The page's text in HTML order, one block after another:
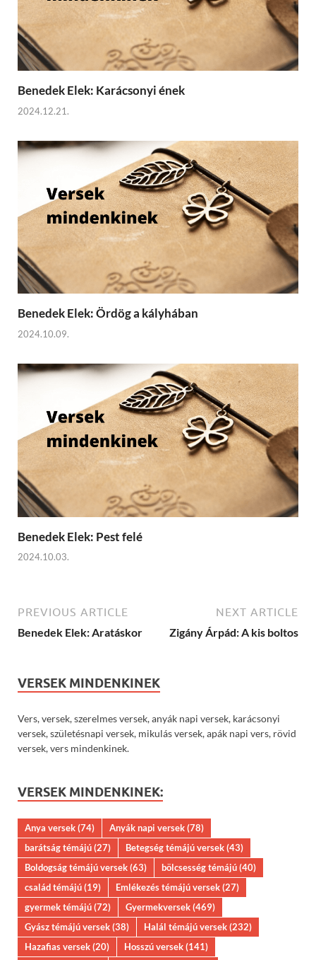
Benedek Elek: Karácsonyi ének
2024.12.21.
Benedek Elek: Ördög a kályhában
2024.10.09.
Benedek Elek: Pest felé
2024.10.03.
PREVIOUS ARTICLE
Benedek Elek: Aratáskor
NEXT ARTICLE
Zigány Árpád: A kis boltos
VERSEK MINDENKINEK
Vers, versek, szerelmes versek, anyák napi versek, karácsonyi
versek, születésnapi versek, mikulás versek, apák napi vers, rövid
versek, vers mindenkinek.
VERSEK MINDENKINEK:
Anya versek(74) Anyák napi versek(78)
barátság témájú(27) Betegség témájú versek(43)
Boldogság témájú versek(63) bölcsesség témájú(40)
család témájú(19) Emlékezés témájú versek(27)
gyermek témájú(72) Gyermekversek(469)
Gyász témájú versek(38) Halál témájú versek(232)
Hazafias versek(20) Hosszú versek(141)